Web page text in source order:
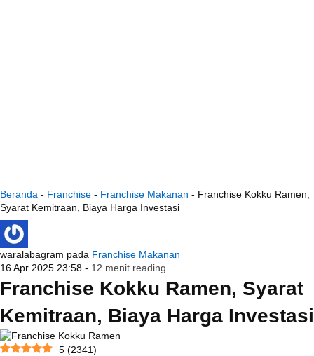
Beranda - Franchise - Franchise Makanan - Franchise Kokku Ramen,
Syarat Kemitraan, Biaya Harga Investasi
waralabagram pada Franchise Makanan
16 Apr 2025 23:58 - 12 menit reading
Franchise Kokku Ramen, Syarat
Kemitraan, Biaya Harga Investasi
5 (2341)